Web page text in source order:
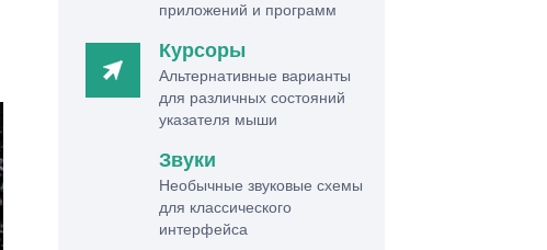
приложений и программ
Курсоры
Альтернативные варианты
для различных состояний
указателя мыши
Звуки
Необычные звуковые схемы
для классического
интерфейса